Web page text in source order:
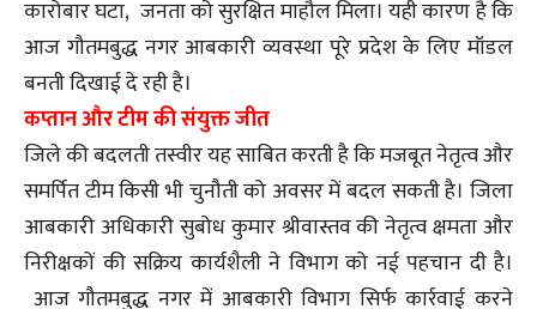
कारोबार घटा, जनता को सुरक्षित माहौल मिला। यही कारण है कि
आज गौतमबुद्ध नगर आबकारी व्यवस्था पूरे प्रदेश के लिए मॉडल
बनती दिखाई दे रही है।
कप्तान और टीम की संयुक्त जीत
जिले की बदलती तस्वीर यह साबित करती है कि मजबूत नेतृत्व और
समर्पित टीम किसी भी चुनौती को अवसर में बदल सकती है। जिला
आबकारी अधिकारी सुबोध कुमार श्रीवास्तव की नेतृत्व क्षमता और
निरीक्षकों की सक्रिय कार्यशैली ने विभाग को नई पहचान दी है।
आज गौतमबुद्ध नगर में आबकारी विभाग सिर्फ कार्रवाई करने